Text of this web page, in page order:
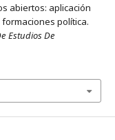
abiertos: aplicación
política.
Estudios De